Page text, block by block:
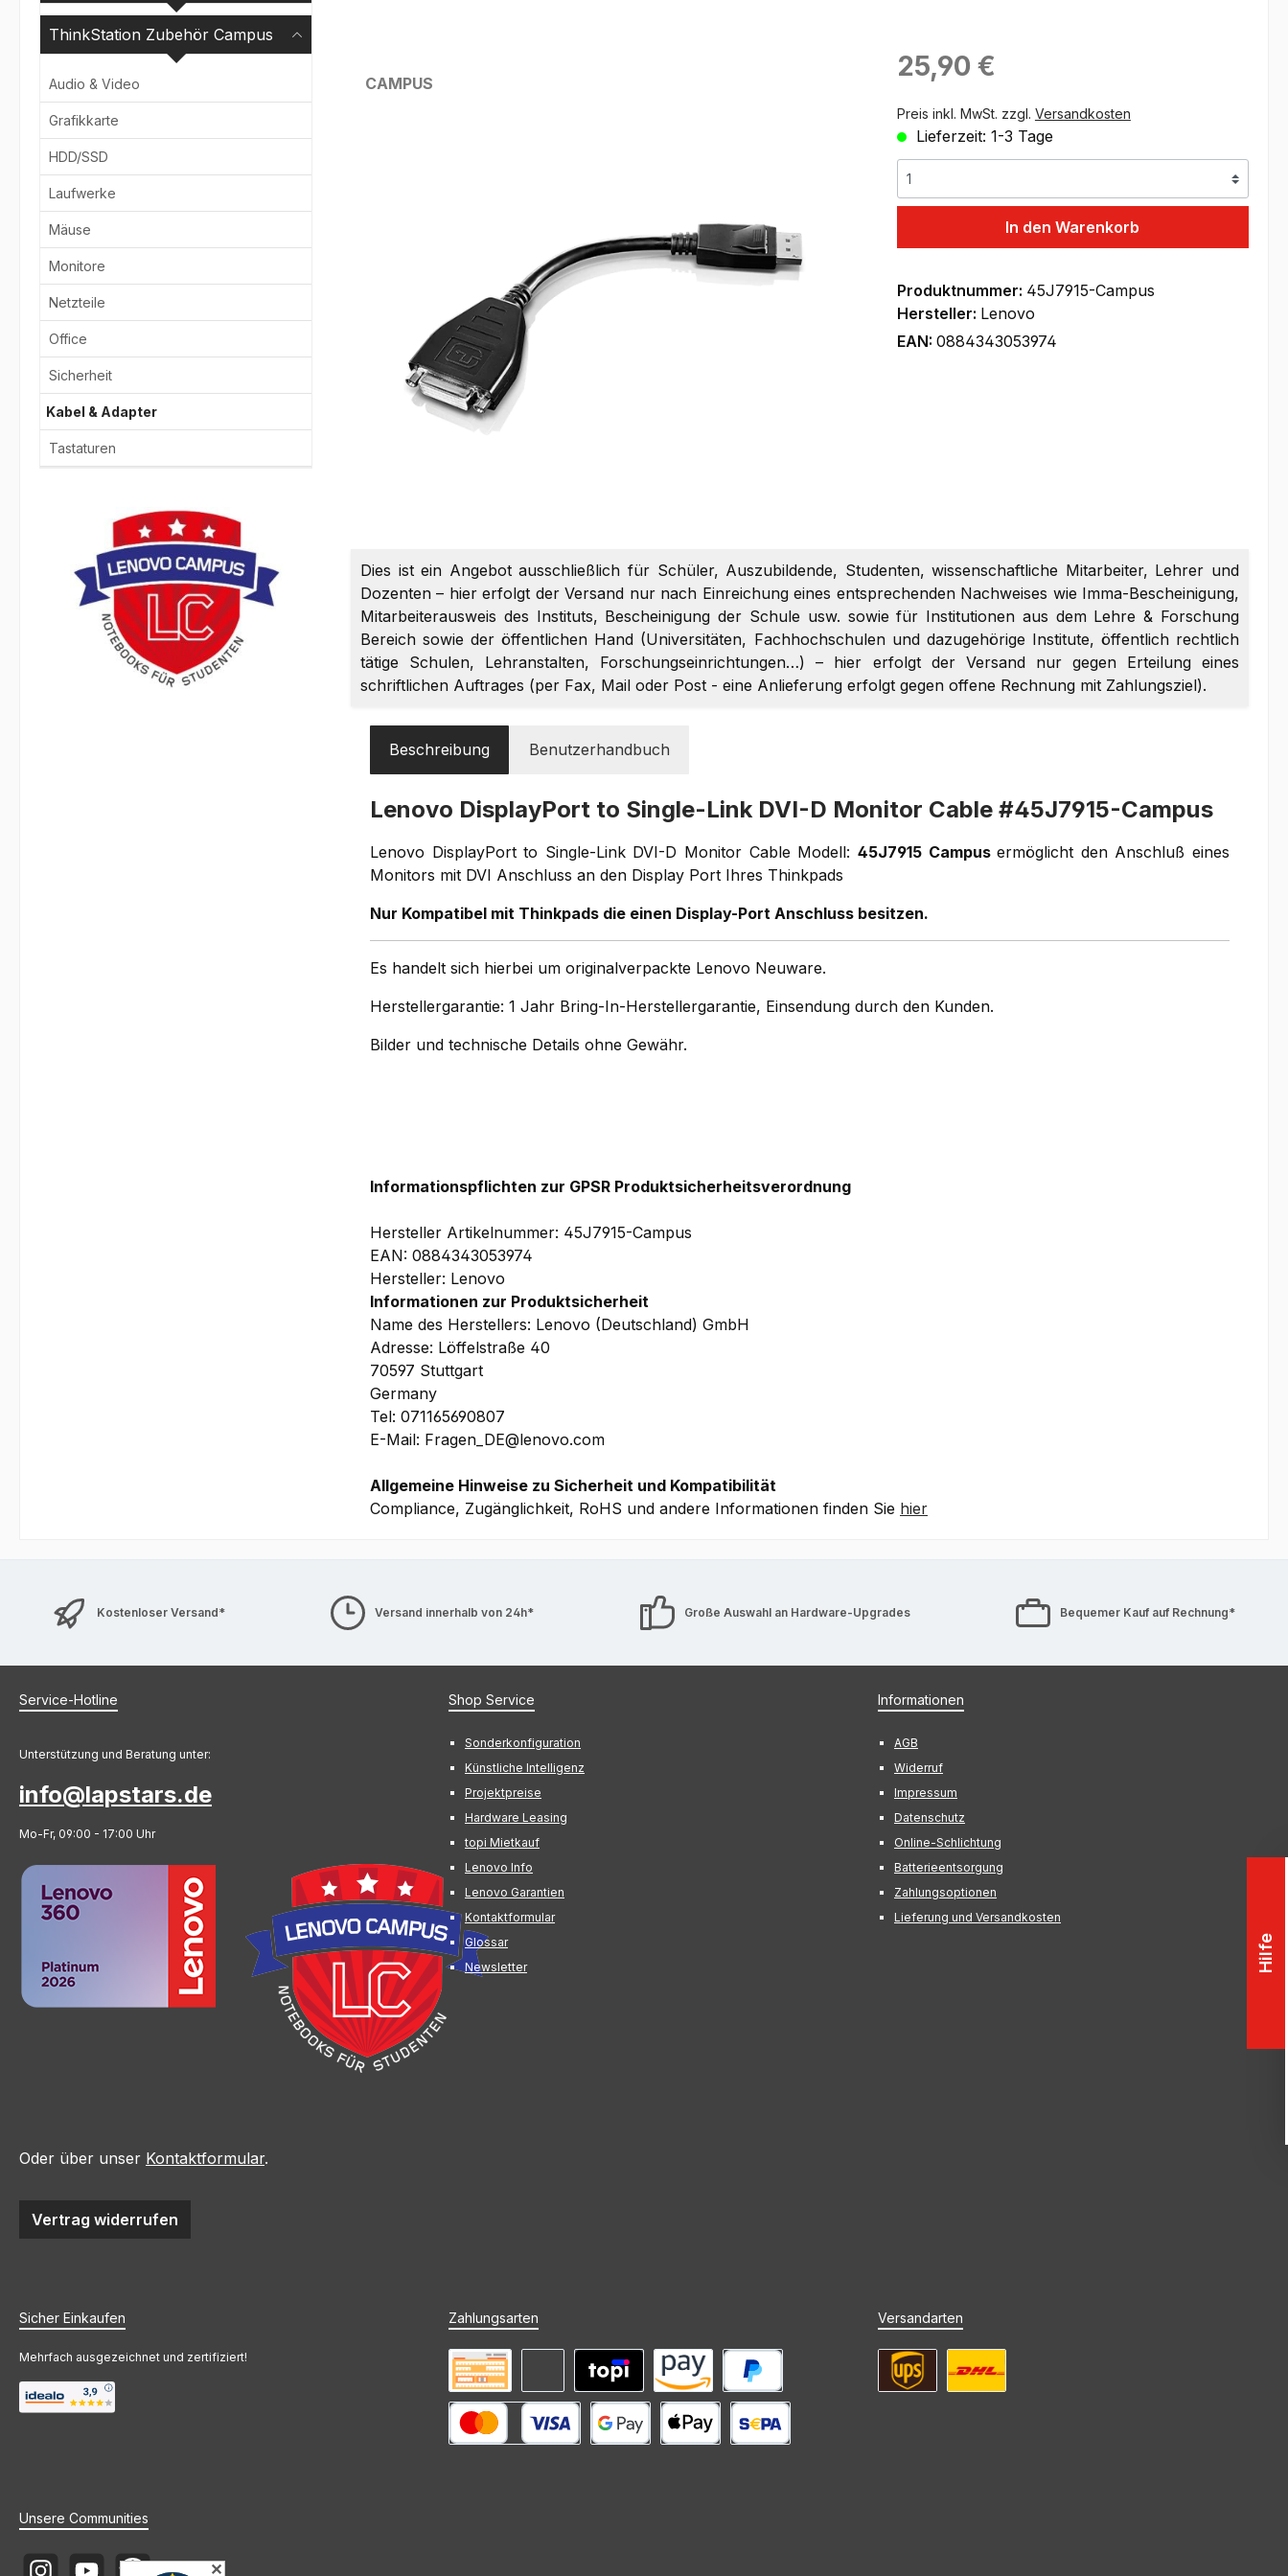
ThinkStation Zubehör Campus
Audio & Video
Grafikkarte
HDD/SSD
Laufwerke
Mäuse
Monitore
Netzteile
Office
Sicherheit
Kabel & Adapter
Tastaturen
CAMPUS
Regulärer Preis:
25,90 €
Preis inkl. MwSt. zzgl. Versandkosten
Lieferzeit: 1-3 Tage
In den Warenkorb
Produktnummer: 45J7915-Campus
Hersteller: Lenovo
EAN: 0884343053974
Dies ist ein Angebot ausschließlich für Schüler, Auszubildende, Studenten, wissenschaftliche Mitarbeiter, Lehrer und
Dozenten – hier erfolgt der Versand nur nach Einreichung eines entsprechenden Nachweises wie Imma-Bescheinigung,
Mitarbeiterausweis des Instituts, Bescheinigung der Schule usw. sowie für Institutionen aus dem Lehre & Forschung
Bereich sowie der öffentlichen Hand (Universitäten, Fachhochschulen und dazugehörige Institute, öffentlich rechtlich
tätige Schulen, Lehranstalten, Forschungseinrichtungen…) – hier erfolgt der Versand nur gegen Erteilung eines
schriftlichen Auftrages (per Fax, Mail oder Post - eine Anlieferung erfolgt gegen offene Rechnung mit Zahlungsziel).
Beschreibung Benutzerhandbuch
Lenovo DisplayPort to Single-Link DVI-D Monitor Cable #45J7915-Campus
Lenovo DisplayPort to Single-Link DVI-D Monitor Cable Modell: 45J7915 Campusermöglicht den Anschluß eines
Monitors mit DVI Anschluss an den Display Port Ihres Thinkpads
Nur Kompatibel mit Thinkpads die einen Display-Port Anschluss besitzen.
Es handelt sich hierbei um originalverpackte Lenovo Neuware.
Herstellergarantie: 1 Jahr Bring-In-Herstellergarantie, Einsendung durch den Kunden.
Bilder und technische Details ohne Gewähr.
Informationspflichten zur GPSR Produktsicherheitsverordnung
Hersteller Artikelnummer: 45J7915-Campus
EAN: 0884343053974
Hersteller: Lenovo
Informationen zur Produktsicherheit
Name des Herstellers: Lenovo (Deutschland) GmbH
Adresse: Löffelstraße 40
70597 Stuttgart
Germany
Tel: 071165690807
E-Mail: Fragen_DE@lenovo.com
Allgemeine Hinweise zu Sicherheit und Kompatibilität
Compliance, Zugänglichkeit, RoHS und andere Informationen finden Sie hier
Kostenloser Versand* Versand innerhalb von 24h* Große Auswahl an Hardware-Upgrades Bequemer Kauf auf Rechnung*
Service-Hotline
Unterstützung und Beratung unter:
info@lapstars.de
Mo-Fr, 09:00 - 17:00 Uhr
Oder über unser Kontaktformular.
Vertrag widerrufen
Shop Service
Sonderkonfiguration
Künstliche Intelligenz
Projektpreise
Hardware Leasing
topi Mietkauf
Lenovo Info
Lenovo Garantien
Kontaktformular
Glossar
Newsletter
Informationen
AGB
Widerruf
Impressum
Datenschutz
Online-Schlichtung
Batterieentsorgung
Zahlungsoptionen
Lieferung und Versandkosten
Sicher Einkaufen
Mehrfach ausgezeichnet und zertifiziert!
Zahlungsarten
PayPal
Mieten mit topi Amazon Pay
Vorkasse Rechnung (Zahlungsziel)
Versandarten
Unsere Communities
Hilfe
✕